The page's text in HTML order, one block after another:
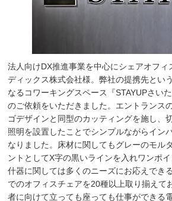
法人向けDX推進事業を中心にシェアオフィ
ディックス株式会社様。弊社の提携先とい
なるコワーキングスペース『STAYUPさい
のご依頼をいただきました。エントランス
ゴデザインと同型のカッティングを施し、
照明を設置したことでシンプルながらイン
なりました。床材に関してもグレーのモル
ントとしてX字の黒いラインを入れワンポイ
什器に関しては多くのニーズにお応えでき
でのオフィスチェアを20種以上取り揃えて
者に向けて立っても座っても仕事ができる